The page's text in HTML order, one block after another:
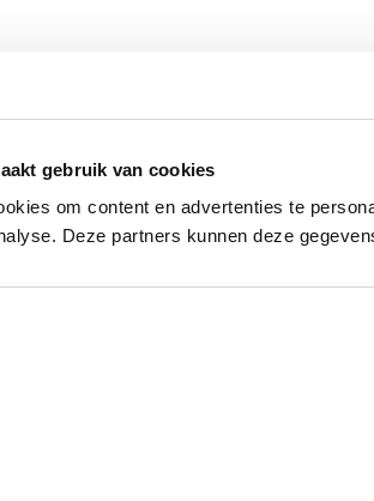
gebruik van cookies
om content en advertenties te
Deze partners kunnen deze